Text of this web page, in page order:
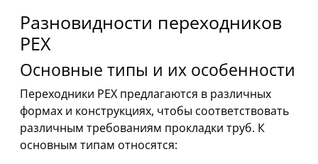
Разновидности переходников
PEX
Основные типы и их особенности
Переходники PEX предлагаются в различных
формах и конструкциях, чтобы соответствовать
различным требованиям прокладки труб. К
основным типам относятся: